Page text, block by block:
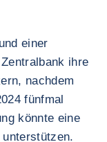
einer
ihre
nachdem
fünfmal
könnte eine